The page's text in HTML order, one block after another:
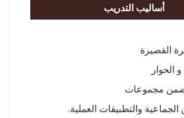
أساليب التدريب
القصيرة
الحوار
مجموعات
الجماعية والتطبيقات العملية.